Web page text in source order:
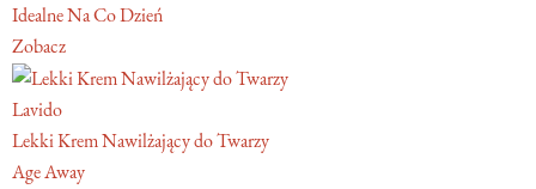
Idealne Na Co Dzień
Zobacz
Lavido
Lekki Krem Nawilżający do Twarzy
Age Away